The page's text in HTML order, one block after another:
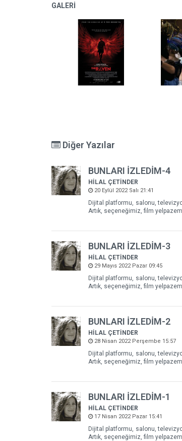
GALERİ
Diğer Yazılar
BUNLARI İZLEDİM-4
HİLAL ÇETİNDER
20 Eylül 2022 Salı 21:41
Dijital platformu, salonu,
Artık, seçeneğimiz, film
BUNLARI İZLEDİM-3
HİLAL ÇETİNDER
29 Mayıs 2022 Pazar 09:45
Dijital platformu, salonu,
Artık, seçeneğimiz, film
BUNLARI İZLEDİM-2
HİLAL ÇETİNDER
28 Nisan 2022 Perşembe 15:57
Dijital platformu, salonu,
Artık, seçeneğimiz, film
BUNLARI İZLEDİM-1
HİLAL ÇETİNDER
17 Nisan 2022 Pazar 15:41
Dijital platformu, salonu,
Artık, seçeneğimiz, film